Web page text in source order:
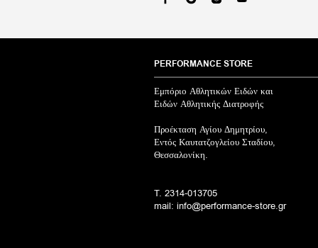
PERFORMANCE STORE
Εμπόριο Αθλητικών Ειδών και
Ειδών Αθλητικής Διατροφής
Προέκταση Αγίου Δημητρίου,
Εντός Καυτατζογλείου Σταδίου,
Θεσσαλονίκη.
T. 2314-013705
mail: info@performance-store.gr